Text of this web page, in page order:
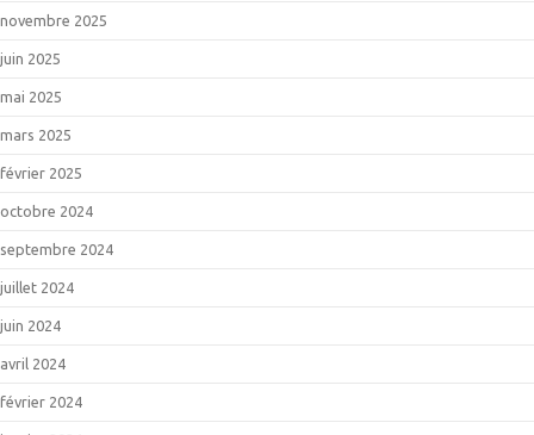
novembre 2025
juin 2025
mai 2025
mars 2025
février 2025
octobre 2024
septembre 2024
juillet 2024
juin 2024
avril 2024
février 2024